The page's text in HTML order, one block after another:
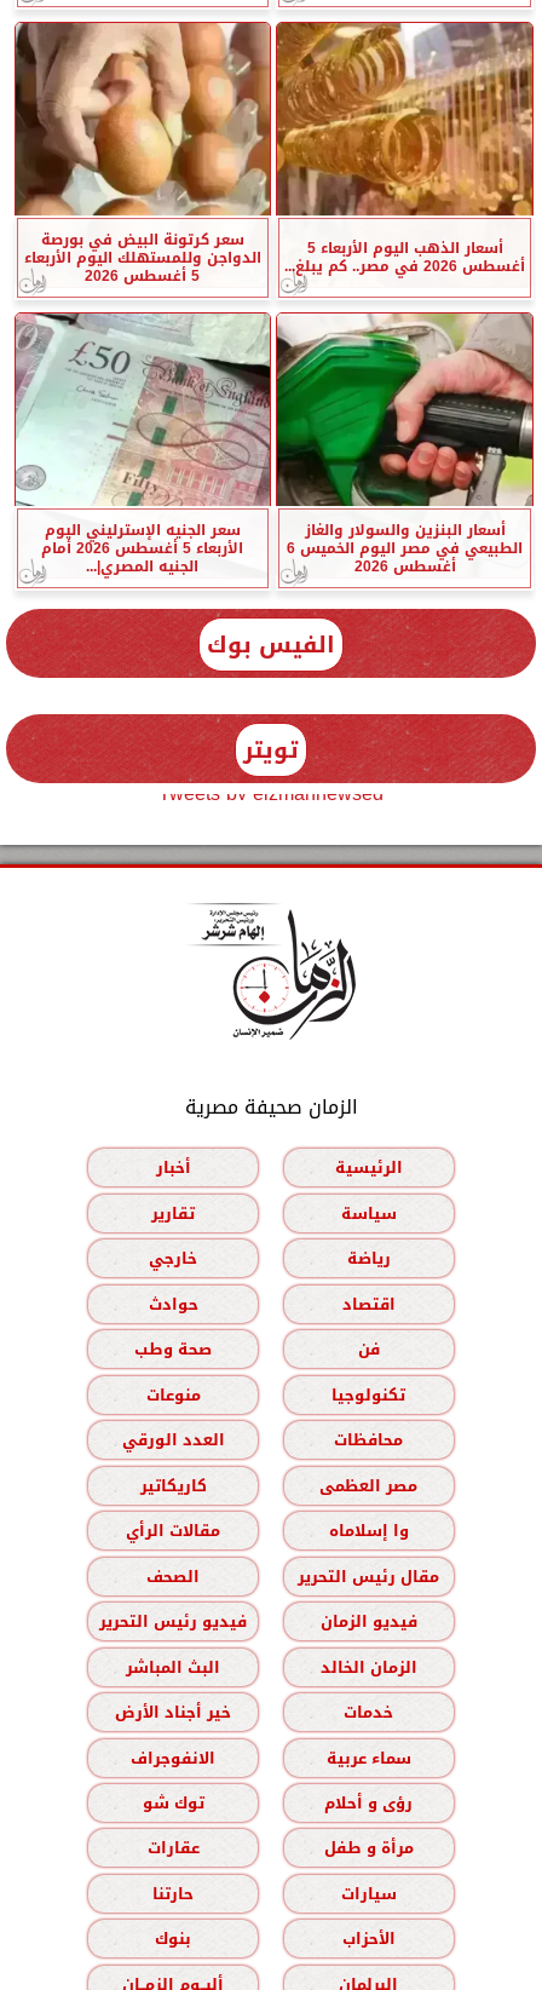
أسعار الذهب اليوم الأربعاء 5
أغسطس 2026 في مصر.. كم يبلغ...
سعر كرتونة البيض في بورصة
الدواجن وللمستهلك اليوم الأربعاء
5 أغسطس 2026
أسعار البنزين والسولار والغاز
الطبيعي في مصر اليوم الخميس 6
أغسطس 2026
سعر الجنيه الإسترليني اليوم
الأربعاء 5 أغسطس 2026 أمام
الجنيه المصري|...
الفيس بوك
تويتر
Tweets by elzmannewseg
الزمان صحيفة مصرية
الرئيسية
أخبار
سياسة
تقارير
رياضة
خارجي
اقتصاد
حوادث
فن
صحة وطب
تكنولوجيا
منوعات
محافظات
العدد الورقي
مصر العظمى
كاريكاتير
وا إسلاماه
مقالات الرأي
مقال رئيس التحرير
الصحف
فيديو الزمان
فيديو رئيس التحرير
الزمان الخالد
البث المباشر
خدمات
خير أجناد الأرض
سماء عربية
الانفوجراف
رؤى و أحلام
توك شو
مرأة و طفل
عقارات
سيارات
حارتنا
الأحزاب
بنوك